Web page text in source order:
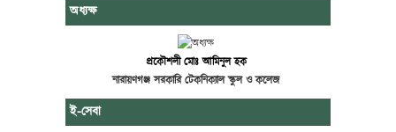
অধ্যক্ষ
প্রকৌশলী মোঃ আমিনুল হক
নারায়ণগঞ্জ সরকারি টেকনিক্যাল স্কুল ও কলেজ
ই-সেবা